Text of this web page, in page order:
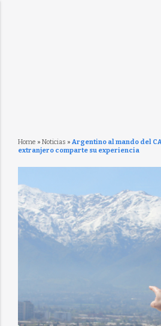
Home » Noticias » Argentino al mando del
extranjero comparte su experiencia